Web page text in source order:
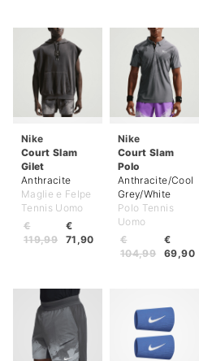
Nike
Court Slam
Gilet
Anthracite
Maglie e Felpe
Tennis Uomo
€
71,90
€
119,99
Nike
Court Slam
Polo
Anthracite/Cool
Grey/White
Polo Tennis
Uomo
€
69,90
€
104,99